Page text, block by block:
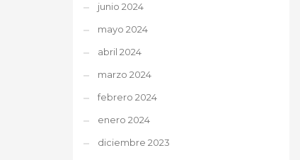
junio 2024
mayo 2024
abril 2024
marzo 2024
febrero 2024
enero 2024
diciembre 2023